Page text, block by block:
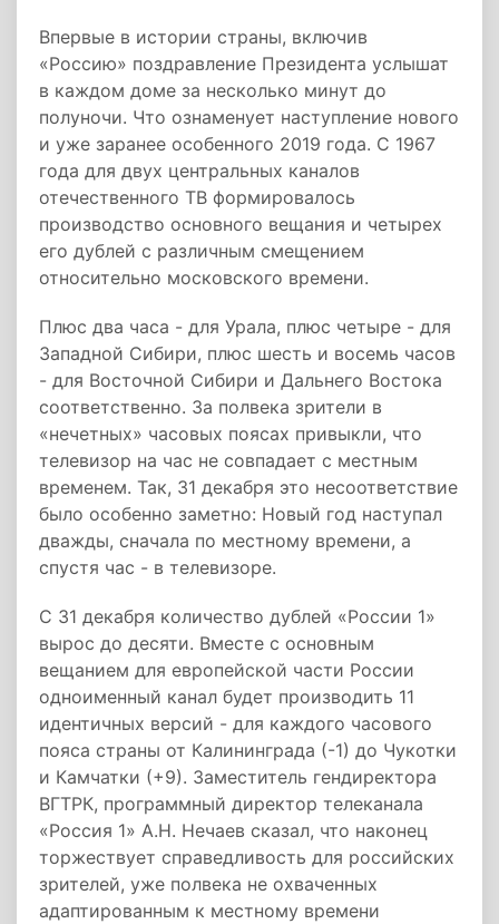
Впервые в истории страны, включив
«Россию» поздравление Президента услышат
в каждом доме за несколько минут до
полуночи. Что ознаменует наступление нового
и уже заранее особенного 2019 года. С 1967
года для двух центральных каналов
отечественного ТВ формировалось
производство основного вещания и четырех
его дублей с различным смещением
относительно московского времени.
Плюс два часа - для Урала, плюс четыре - для
Западной Сибири, плюс шесть и восемь часов
- для Восточной Сибири и Дальнего Востока
соответственно. За полвека зрители в
«нечетных» часовых поясах привыкли, что
телевизор на час не совпадает с местным
временем. Так, 31 декабря это несоответствие
было особенно заметно: Новый год наступал
дважды, сначала по местному времени, а
спустя час - в телевизоре.
С 31 декабря количество дублей «России 1»
вырос до десяти. Вместе с основным
вещанием для европейской части России
одноименный канал будет производить 11
идентичных версий - для каждого часового
пояса страны от Калининграда (-1) до Чукотки
и Камчатки (+9). Заместитель гендиректора
ВГТРК, программный директор телеканала
«Россия 1» А.Н. Нечаев сказал, что наконец
торжествует справедливость для российских
зрителей, уже полвека не охваченных
адаптированным к местному времени